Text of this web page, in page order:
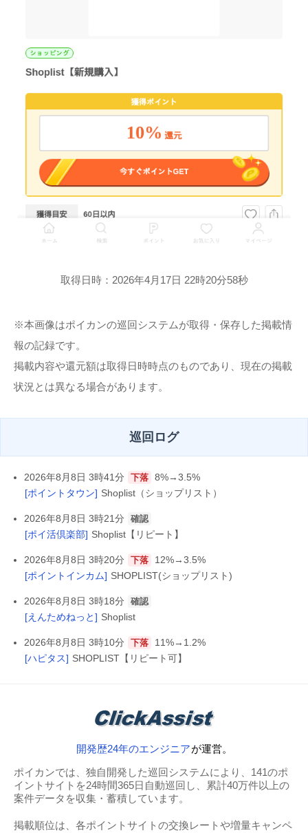
取得日時：2026年4月17日 22時20分58秒
※本画像はポイカンの巡回システムが取得・保存した掲載情
報の記録です。
掲載内容や還元額は取得日時時点のものであり、現在の掲載
状況とは異なる場合があります。
巡回ログ
2026年8月8日 3時41分 下落 8%→3.5%
[ポイントタウン] Shoplist（ショップリスト）
2026年8月8日 3時21分 確認
[ポイ活倶楽部] Shoplist【リピート】
2026年8月8日 3時20分 下落
12%→3.5%
[ポイントインカム] SHOPLIST(ショップリスト)
2026年8月8日 3時18分 確認
[えんためねっと] Shoplist
2026年8月8日 3時10分 下落
11%→1.2%
[ハピタス] SHOPLIST【リピート可】
開発歴24年のエンジニアが運営。
ポイカンでは、独自開発した巡回システムにより、141のポ
イントサイトを24時間365日自動巡回し、累計40万件以上の
案件データを収集・蓄積しています。
掲載順位は、各ポイントサイトの交換レートや増量キャンペ